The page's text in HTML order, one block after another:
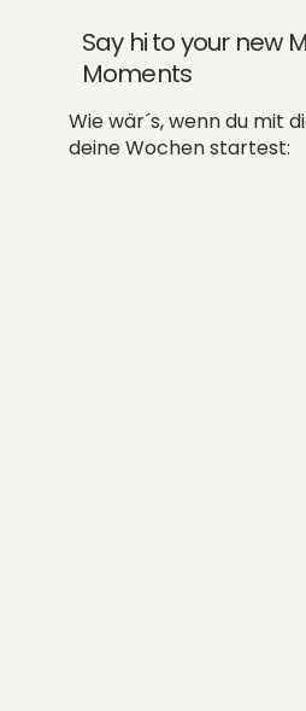
Say hi to your new
Moments
Wie wär´s, wenn du mit
deine Wochen startest: